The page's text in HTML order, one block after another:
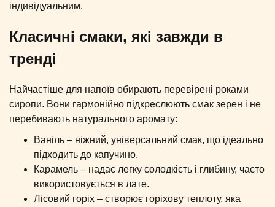
індивідуальним.
Класичні смаки, які завжди в
тренді
Найчастіше для напоїв обирають перевірені роками
сиропи. Вони гармонійно підкреслюють смак зерен і не
перебивають натурального аромату:
Ваніль – ніжний, універсальний смак, що ідеально
підходить до капучино.
Карамель – надає легку солодкість і глибину, часто
використовується в лате.
Лісовий горіх – створює горіхову теплоту, яка